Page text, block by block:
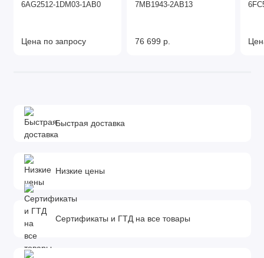
6AG2512-1DM03-1AB0
Цена по запросу
7MB1943-2AB13
76 699 р.
Быстрая доставка
Низкие цены
Сертификаты и ГТД на все товары